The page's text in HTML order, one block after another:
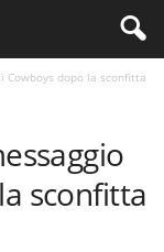
Cowboys dopo la sconfitta
sconfitta